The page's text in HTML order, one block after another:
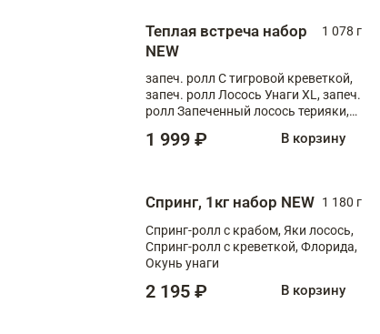
Теплая встреча набор
NEW
1 078 г
запеч. ролл С тигровой креветкой,
запеч. ролл Лосось Унаги XL, запеч.
ролл Запеченный лосось терияки,
1 999 ₽ В корзину
Спринг, 1кг набор NEW 1 180 г
Спринг-ролл с крабом, Яки лосось,
Спринг-ролл с креветкой, Флорида,
Окунь унаги
2 195 ₽ В корзину